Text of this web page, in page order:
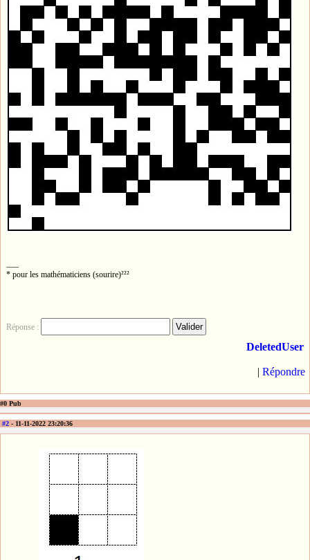
* pour les mathématiciens (sourire)²²²
Réponse :
DeletedUser
| Répondre
#0 Pub
#2 - 11-11-2022 23:20:36